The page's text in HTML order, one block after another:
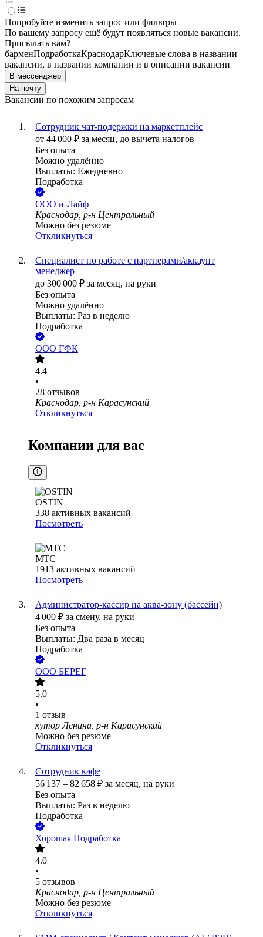
Попробуйте изменить запрос или фильтры
По вашему запросу ещё будут появляться новые вакансии.
Присылать вам?
барменПодработкаКраснодарКлючевые слова в названии
вакансии, в названии компании и в описании вакансии
В мессенджер
На почту
Вакансии по похожим запросам
Сотрудник чат-подержки на маркетплейс
от 44 000 ₽ за месяц, до вычета налогов
Без опыта
Можно удалённо
Выплаты: Ежедневно
Подработка
ООО и-Лайф
Краснодар, р-н Центральный
Можно без резюме
Откликнуться
Специалист по работе с партнерами/аккаунт
менеджер
до 300 000 ₽ за месяц, на руки
Без опыта
Можно удалённо
Выплаты: Раз в неделю
Подработка
ООО ГФК
4.4
•
28 отзывов
Краснодар, р-н Карасунский
Откликнуться
Компании для вас
OSTIN
338 активных вакансий
Посмотреть
МТС
1913 активных вакансий
Посмотреть
Администратор-кассир на аква-зону (бассейн)
4 000 ₽ за смену, на руки
Без опыта
Выплаты: Два раза в месяц
Подработка
ООО БЕРЕГ
5.0
•
1 отзыв
хутор Ленина, р-н Карасунский
Можно без резюме
Откликнуться
Сотрудник кафе
56 137 – 82 658 ₽ за месяц, на руки
Без опыта
Выплаты: Раз в неделю
Подработка
Хорошая Подработка
4.0
•
5 отзывов
Краснодар, р-н Центральный
Можно без резюме
Откликнуться